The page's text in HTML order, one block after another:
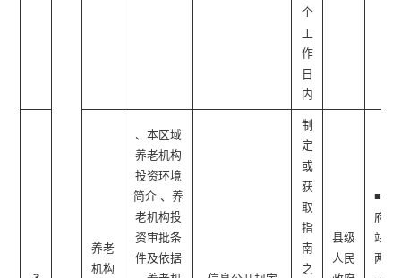
个
工
作
日
内
养老
机构
、本区域
养老机构
投资环境
简介 、养
老机构投
资审批条
件及依据
制
定
或
获
取
指
南
之
县级
人民
■政
府网
站 ■
两微